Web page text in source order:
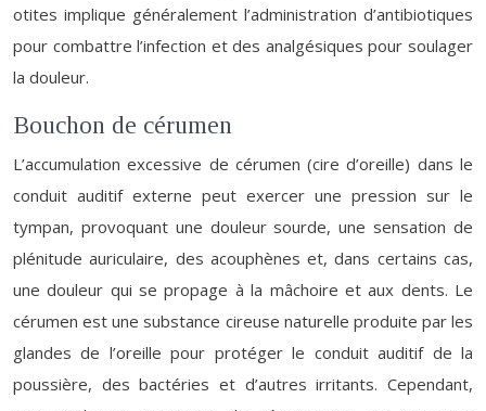
otites implique généralement l’administration d’antibiotiques
pour combattre l’infection et des analgésiques pour soulager
la douleur.
Bouchon de cérumen
L’accumulation excessive de cérumen (cire d’oreille) dans le
conduit auditif externe peut exercer une pression sur le
tympan, provoquant une douleur sourde, une sensation de
plénitude auriculaire, des acouphènes et, dans certains cas,
une douleur qui se propage à la mâchoire et aux dents. Le
cérumen est une substance cireuse naturelle produite par les
glandes de l’oreille pour protéger le conduit auditif de la
poussière, des bactéries et d’autres irritants. Cependant,